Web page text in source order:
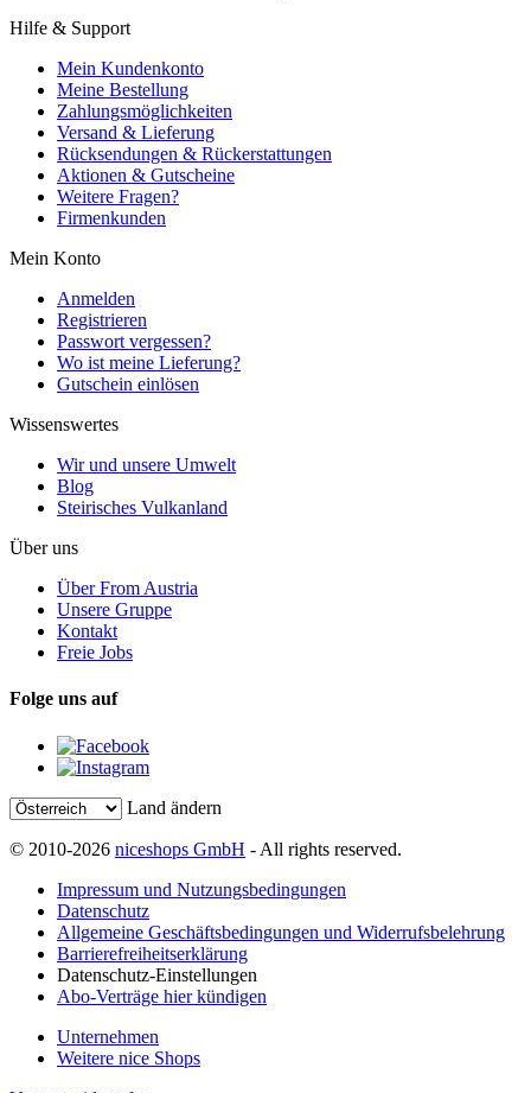
Hilfe & Support
Mein Kundenkonto
Meine Bestellung
Zahlungsmöglichkeiten
Versand & Lieferung
Rücksendungen & Rückerstattungen
Aktionen & Gutscheine
Weitere Fragen?
Firmenkunden
Mein Konto
Anmelden
Registrieren
Passwort vergessen?
Wo ist meine Lieferung?
Gutschein einlösen
Wissenswertes
Wir und unsere Umwelt
Blog
Steirisches Vulkanland
Über uns
Über From Austria
Unsere Gruppe
Kontakt
Freie Jobs
Folge uns auf
Land ändern
© 2010-2026 niceshops GmbH - All rights reserved.
Impressum und Nutzungsbedingungen
Datenschutz
Allgemeine Geschäftsbedingungen und Widerrufsbelehrung
Barrierefreiheitserklärung
Datenschutz-Einstellungen
Abo-Verträge hier kündigen
Unternehmen
Weitere nice Shops